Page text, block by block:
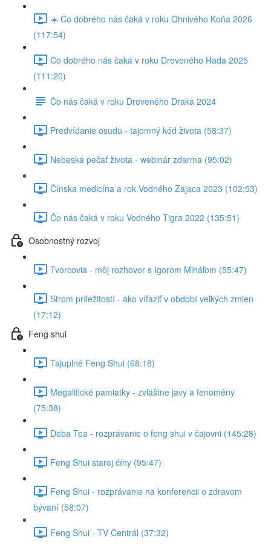
☀️ Čo dobrého nás čaká v roku Ohnivého Koňa 2026
(117:54)
Čo dobrého nás čaká v roku Dreveného Hada 2025
(111:20)
Čo nás čaká v roku Dreveného Draka 2024
Predvídanie osudu - tajomný kód života (58:37)
Nebeská pečať života - webinár zdarma (95:02)
Čínska medicína a rok Vodného Zajaca 2023 (102:53)
Čo nás čaká v roku Vodného Tigra 2022 (135:51)
Osobnostný rozvoj
Tvorcovia - môj rozhovor s Igorom Miháľom (55:47)
Strom príležitostí - ako víťaziť v období veľkých zmien
(17:12)
Feng shui
Tajuplné Feng Shui (68:18)
Megalitické pamiatky - zvláštne javy a fenomény
(75:38)
Deba Tea - rozprávanie o feng shui v čajovni (145:28)
Feng Shui starej číny (95:47)
Feng Shui - rozprávanie na konferencii o zdravom
bývaní (58:07)
Feng Shui - TV Centrál (37:32)